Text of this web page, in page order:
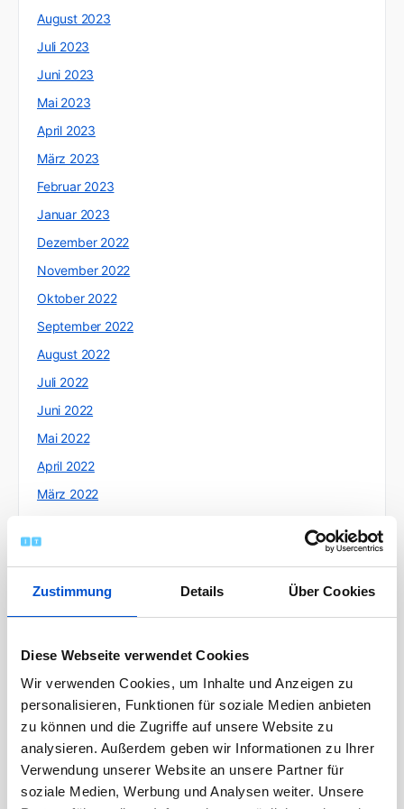
Zustimmung Details Über Cookies
Diese Webseite verwendet Cookies
Wir verwenden Cookies, um Inhalte und Anzeigen zu
personalisieren, Funktionen für soziale Medien anbieten
zu können und die Zugriffe auf unsere Website zu
analysieren. Außerdem geben wir Informationen zu Ihrer
Verwendung unserer Website an unsere Partner für
soziale Medien, Werbung und Analysen weiter. Unsere
August 2023
Juli 2023
Juni 2023
Mai 2023
April 2023
März 2023
Februar 2023
Januar 2023
Dezember 2022
November 2022
Oktober 2022
September 2022
August 2022
Juli 2022
Juni 2022
Mai 2022
April 2022
März 2022
Januar 2022
September 2021
August 2021
Juni 2021
Mai 2021
April 2021